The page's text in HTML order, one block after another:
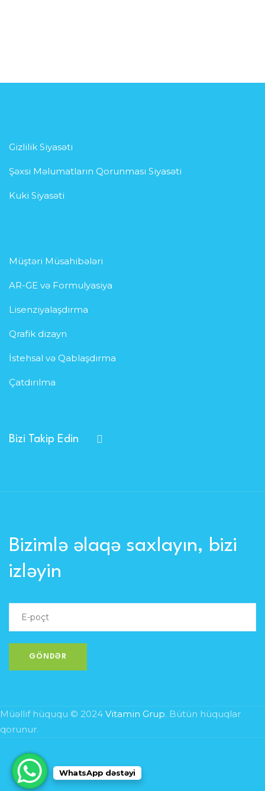
Gizlilik Siyasəti
Şəxsi Məlumatların Qorunması Siyasəti
Kuki Siyasəti
Müştəri Müsahibələri
AR-GE və Formulyasiya
Lisenziyalaşdırma
Qrafik dizayn
İstehsal və Qablaşdırma
Çatdırılma
Bizi Takip Edin
Bizimlə əlaqə saxlayın, bizi
izləyin
Müəllif hüququ © 2024 Vitamin Grup. Bütün hüquqlar
qorunur.
WhatsApp dəstəyi